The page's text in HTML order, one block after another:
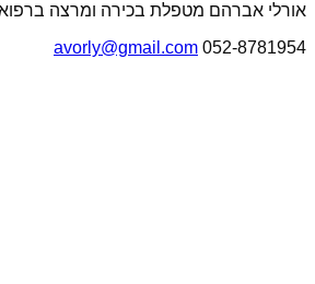
אורלי אברהם מטפלת בכירה ומרצה
052-8781954
avorly@gmail.com